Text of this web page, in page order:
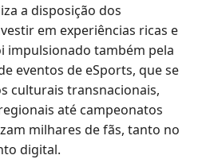
a disposição dos
em experiências ricas e
impulsionado também pela
eventos de eSports, que se
culturais transnacionais,
até campeonatos
milhares de fãs, tanto no
digital.